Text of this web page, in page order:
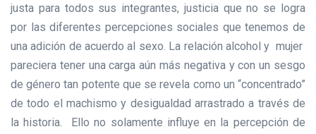
justa para todos sus integrantes, justicia que no se logra
por las diferentes percepciones sociales que tenemos de
una adición de acuerdo al sexo. La relación alcohol y mujer
pareciera tener una carga aún más negativa y con un sesgo
de género tan potente que se revela como un “concentrado”
de todo el machismo y desigualdad arrastrado a través de
la historia. Ello no solamente influye en la percepción de